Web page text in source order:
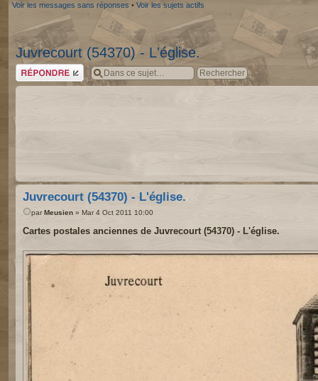
Voir les messages sans réponses • Voir les sujets actifs
Juvrecourt (54370) - L'église.
Répondre
Juvrecourt (54370) - L'église.
par Meusien » Mar 4 Oct 2011 10:00
Cartes postales anciennes de Juvrecourt (54370) - L'église.